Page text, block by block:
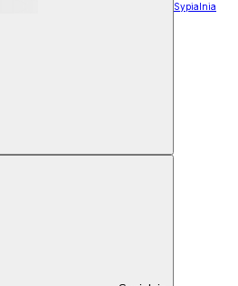
Sypialnia